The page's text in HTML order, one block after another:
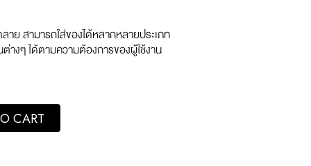
าย สามารถใส่ของได้หลากหลายประเภท
างๆ ได้ตามความต้องการของผู้ใช้งาน
YOU COLOR MY WORLD quantity
CART